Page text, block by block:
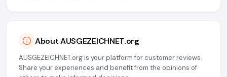
About AUSGEZEICHNET.org
AUSGEZEICHNET.org is your platform for customer reviews.
Share your experiences and benefit from the opinions of